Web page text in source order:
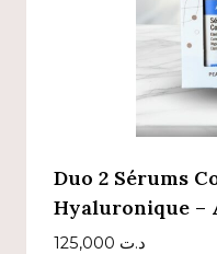
Duo 2 Sérums
Hyaluronique –
د.ت